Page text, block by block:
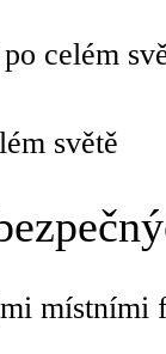
celém
světě